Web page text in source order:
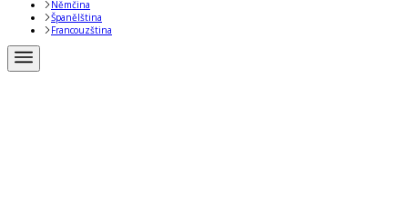
Němčina
Španělština
Francouzština